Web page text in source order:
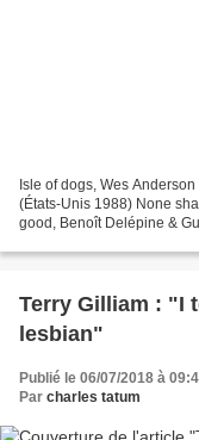
Isle of dogs, Wes
(États-Unis 1988) None
good, Benoît Delépine &
Terry Gilliam : "I
lesbian"
Publié le 06/07/2018 à
Par charles tatum